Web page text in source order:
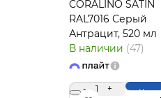
CORALINO SATIN
RAL7016 Серый
Антрацит, 520 мл
В наличии (47)
- 1 +